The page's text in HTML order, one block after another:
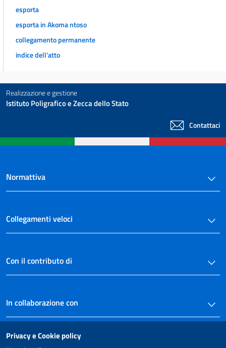
esporta
esporta in Akoma ntoso
collegamento permanente
indice dell'atto
Realizzazione e gestione
Istituto Poligrafico e Zecca dello Stato
Contattaci
Normattiva
Collegamenti veloci
Con il contributo di
In collaborazione con
Privacy e Cookie policy